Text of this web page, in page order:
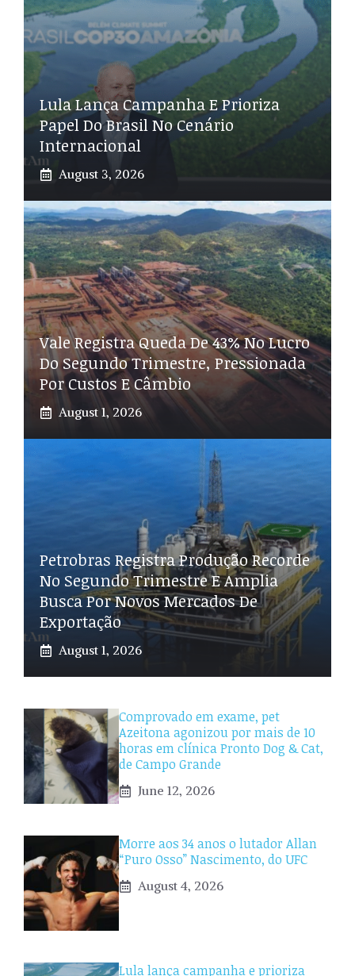
Lula Lança Campanha E Prioriza
Papel Do Brasil No Cenário
Internacional
August 3, 2026
Vale Registra Queda De 43% No Lucro
Do Segundo Trimestre, Pressionada
Por Custos E Câmbio
August 1, 2026
Petrobras Registra Produção Recorde
No Segundo Trimestre E Amplia
Busca Por Novos Mercados De
Exportação
August 1, 2026
Comprovado em exame, pet
Azeitona agonizou por mais de 10
horas em clínica Pronto Dog & Cat,
de Campo Grande
June 12, 2026
Morre aos 34 anos o lutador Allan
“Puro Osso” Nascimento, do UFC
August 4, 2026
Lula lança campanha e prioriza